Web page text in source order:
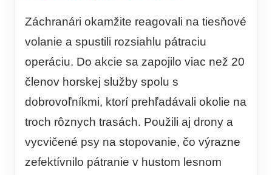
Záchranári okamžite reagovali na tiesňové
volanie a spustili rozsiahlu pátraciu
operáciu. Do akcie sa zapojilo viac než 20
členov horskej služby spolu s
dobrovoľníkmi, ktorí prehľadávali okolie na
troch rôznych trasách. Použili aj drony a
vycvičené psy na stopovanie, čo výrazne
zefektívnilo pátranie v hustom lesnom